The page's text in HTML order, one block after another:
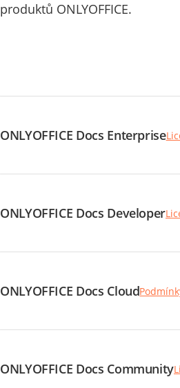
produktů ONLYOFFICE.
ONLYOFFICE Docs Enterprise
ONLYOFFICE Docs Developer
ONLYOFFICE Docs Cloud
ONLYOFFICE Docs Community